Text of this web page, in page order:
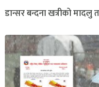
डान्सर बन्दना खत्रीको